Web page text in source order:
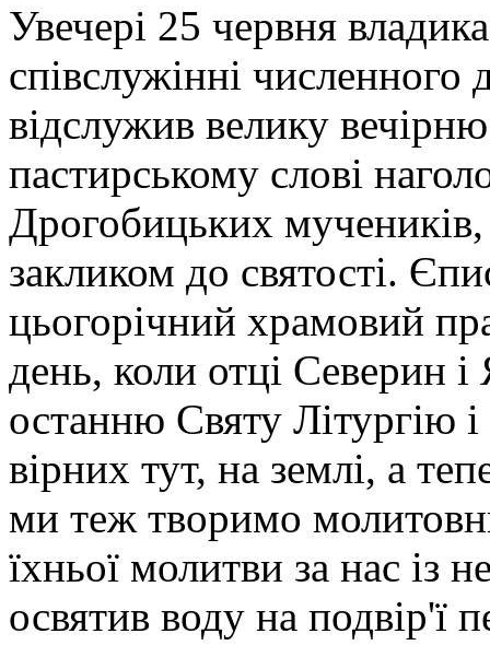
Увечері 25 червня
співслужінні численного
відслужив велику
пастирському слові
Дрогобицьких
закликом до святості.
цьогорічний храмовий
день, коли отці Северин
останню Святу Літургію
вірних тут, на землі, а
ми теж творимо
їхньої молитви за нас із
освятив воду на подвір'ї